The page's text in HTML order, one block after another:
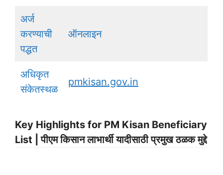
अर्ज
करण्याची
पद्धत
ऑनलाइन
अधिकृत
संकेतस्थळ
pmkisan.gov.in
Key Highlights for PM Kisan Beneficiary
List | पीएम किसान लाभार्थी यादीसाठी प्रमुख ठळक मुद्दे